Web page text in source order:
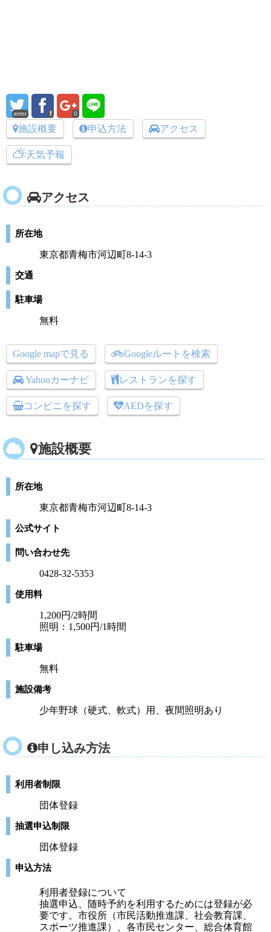
error 0
施設概要 申込方法 アクセス
天気予報
アクセス
所在地
東京都青梅市河辺町8-14-3
交通
駐車場
無料
Google mapで見る Googleルートを検索
Yahooカーナビ レストランを探す
コンビニを探す AEDを探す
施設概要
所在地
東京都青梅市河辺町8-14-3
公式サイト
問い合わせ先
0428-32-5353
使用料
1,200円/2時間
照明：1,500円/1時間
駐車場
無料
施設備考
少年野球（硬式、軟式）用、夜間照明あり
申し込み方法
利用者制限
団体登録
抽選申込制限
団体登録
申込方法
利用者登録について
抽選申込、随時予約を利用するためには登録が必
要です。市役所（市民活動推進課、社会教育課、
スポーツ推進課）、各市民センター、総合体育館